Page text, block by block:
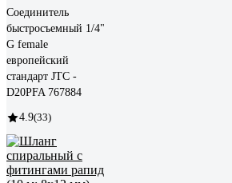
Соединитель
быстросъемный 1/4"
G female
европейский
стандарт JTC -
D20PFA 767884
4.9(33)